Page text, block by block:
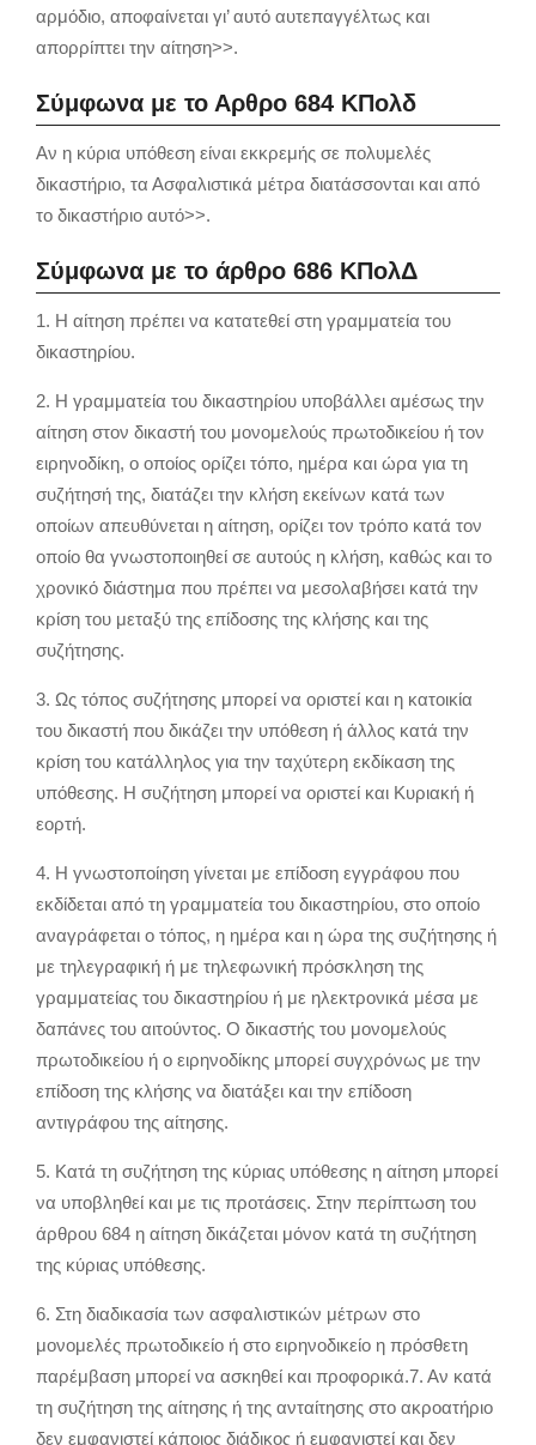
αρμόδιο, αποφαίνεται γι’ αυτό αυτεπαγγέλτως και
απορρίπτει την αίτηση>>.
Σύμφωνα με το Αρθρο 684 ΚΠολδ
Αν η κύρια υπόθεση είναι εκκρεμής σε πολυμελές
δικαστήριο, τα Ασφαλιστικά μέτρα διατάσσονται και από
το δικαστήριο αυτό>>.
Σύμφωνα με το άρθρο 686 ΚΠολΔ
1. Η αίτηση πρέπει να κατατεθεί στη γραμματεία του
δικαστηρίου.
2. Η γραμματεία του δικαστηρίου υποβάλλει αμέσως την
αίτηση στον δικαστή του μονομελούς πρωτοδικείου ή τον
ειρηνοδίκη, ο οποίος ορίζει τόπο, ημέρα και ώρα για τη
συζήτησή της, διατάζει την κλήση εκείνων κατά των
οποίων απευθύνεται η αίτηση, ορίζει τον τρόπο κατά τον
οποίο θα γνωστοποιηθεί σε αυτούς η κλήση, καθώς και το
χρονικό διάστημα που πρέπει να μεσολαβήσει κατά την
κρίση του μεταξύ της επίδοσης της κλήσης και της
συζήτησης.
3. Ως τόπος συζήτησης μπορεί να οριστεί και η κατοικία
του δικαστή που δικάζει την υπόθεση ή άλλος κατά την
κρίση του κατάλληλος για την ταχύτερη εκδίκαση της
υπόθεσης. Η συζήτηση μπορεί να οριστεί και Κυριακή ή
εορτή.
4. Η γνωστοποίηση γίνεται με επίδοση εγγράφου που
εκδίδεται από τη γραμματεία του δικαστηρίου, στο οποίο
αναγράφεται ο τόπος, η ημέρα και η ώρα της συζήτησης ή
με τηλεγραφική ή με τηλεφωνική πρόσκληση της
γραμματείας του δικαστηρίου ή με ηλεκτρονικά μέσα με
δαπάνες του αιτούντος. Ο δικαστής του μονομελούς
πρωτοδικείου ή ο ειρηνοδίκης μπορεί συγχρόνως με την
επίδοση της κλήσης να διατάξει και την επίδοση
αντιγράφου της αίτησης.
5. Κατά τη συζήτηση της κύριας υπόθεσης η αίτηση μπορεί
να υποβληθεί και με τις προτάσεις. Στην περίπτωση του
άρθρου 684 η αίτηση δικάζεται μόνον κατά τη συζήτηση
της κύριας υπόθεσης.
6. Στη διαδικασία των ασφαλιστικών μέτρων στο
μονομελές πρωτοδικείο ή στο ειρηνοδικείο η πρόσθετη
παρέμβαση μπορεί να ασκηθεί και προφορικά.7. Αν κατά
τη συζήτηση της αίτησης ή της ανταίτησης στο ακροατήριο
δεν εμφανιστεί κάποιος διάδικος ή εμφανιστεί και δεν